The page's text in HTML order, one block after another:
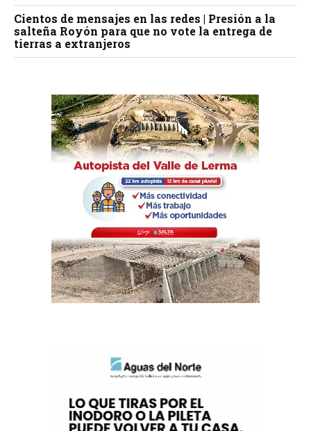
Cientos de mensajes en las redes | Presión a la
salteña Royón para que no vote la entrega de
tierras a extranjeros